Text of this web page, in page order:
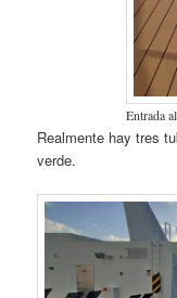
Entrada
Realmente hay tres
verde.